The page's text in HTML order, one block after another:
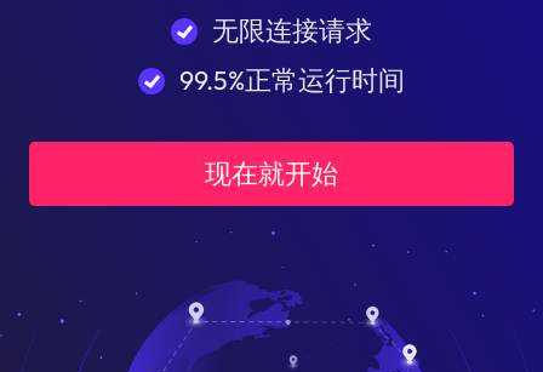
无限连接请求
99.5%正常运行时间
现在就开始